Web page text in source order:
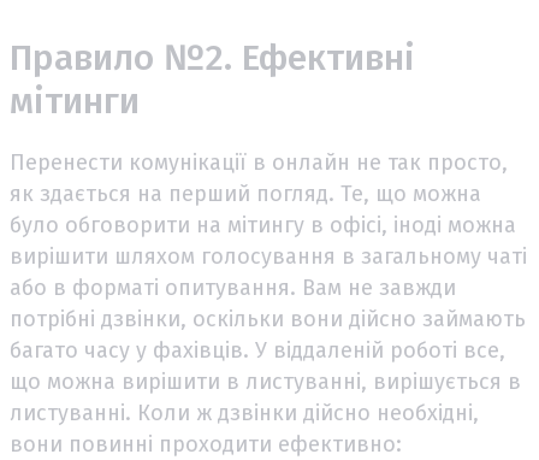
Правило №2. Ефективні
мітинги
Перенести комунікації в онлайн не так просто,
як здається на перший погляд. Те, що можна
було обговорити на мітингу в офісі, іноді можна
вирішити шляхом голосування в загальному чаті
або в форматі опитування. Вам не завжди
потрібні дзвінки, оскільки вони дійсно займають
багато часу у фахівців. У віддаленій роботі все,
що можна вирішити в листуванні, вирішується в
листуванні. Коли ж дзвінки дійсно необхідні,
вони повинні проходити ефективно: